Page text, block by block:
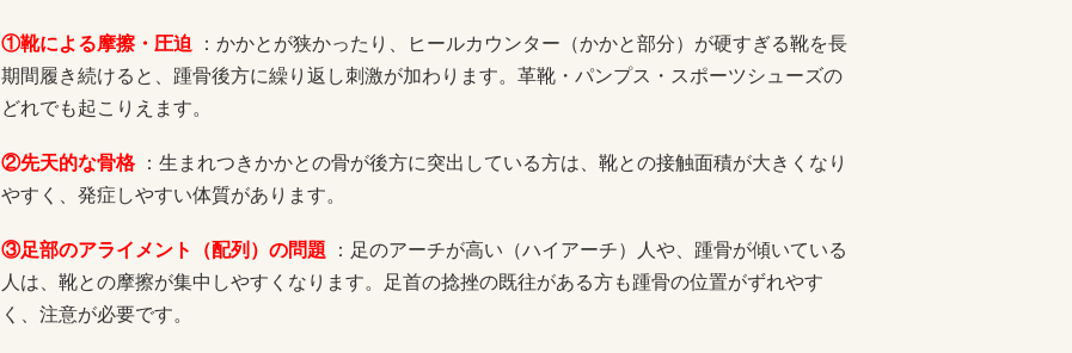
①靴による摩擦・圧迫
：かかとが狭かったり、ヒールカウンター（かかと部分）が硬すぎる靴を長
期間履き続けると、踵骨後方に繰り返し刺激が加わります。革靴・パンプス・スポーツシューズの
どれでも起こりえます。
②先天的な骨格：生まれつきかかとの骨が後方に突出している方は、靴との接触面積が大きくなり
やすく、発症しやすい体質があります。
③足部のアライメント（配列）の問題 ：足のアーチが高い（ハイアーチ）人や、踵骨が傾いている
人は、靴との摩擦が集中しやすくなります。足首の捻挫の既往がある方も踵骨の位置がずれやす
く、注意が必要です。